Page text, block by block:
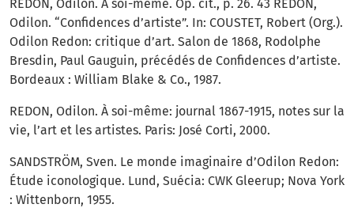
REDON, Odilon. À soi-même. Op. cit., p. 26. 43 REDON,
Odilon. “Confidences d’artiste”. In: COUSTET, Robert (Org.).
Odilon Redon: critique d’art. Salon de 1868, Rodolphe
Bresdin, Paul Gauguin, précédés de Confidences d’artiste.
Bordeaux : William Blake & Co., 1987.
REDON, Odilon. À soi-même: journal 1867-1915, notes sur la
vie, l’art et les artistes. Paris: José Corti, 2000.
SANDSTRÖM, Sven. Le monde imaginaire d’Odilon Redon:
Étude iconologique. Lund, Suécia: CWK Gleerup; Nova York
: Wittenborn, 1955.